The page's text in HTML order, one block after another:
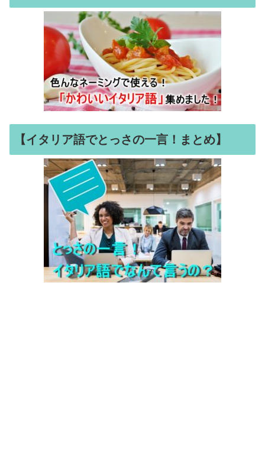
【イタリア語でとっさの一言！まとめ】